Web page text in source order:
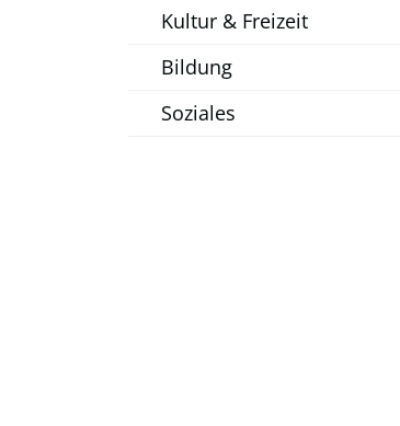
Kultur & Freizeit
Bildung
Soziales